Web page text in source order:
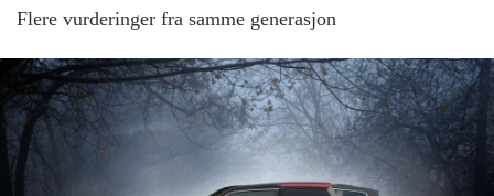
Flere vurderinger fra samme generasjon